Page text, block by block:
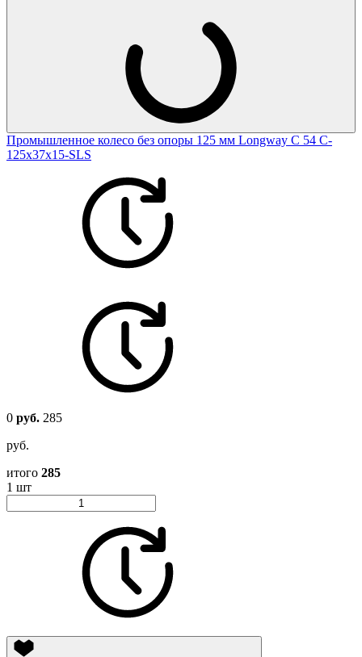
Промышленное колесо без опоры 125 мм Longway С 54 C-
125х37х15-SLS
0 руб. 285
руб.
итого 285
1 шт